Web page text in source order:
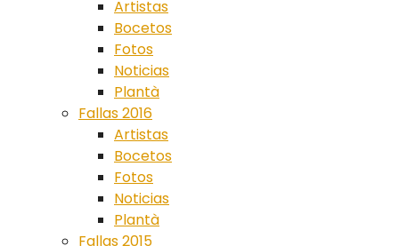
Artistas
Bocetos
Fotos
Noticias
Plantà
Fallas 2016
Artistas
Bocetos
Fotos
Noticias
Plantà
Fallas 2015